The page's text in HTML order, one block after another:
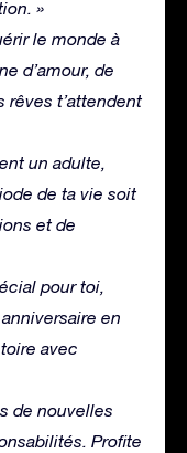
»
le monde à
d’amour, de
rêves t’attendent
un adulte,
de ta vie soit
et de
pour toi,
en
avec
de nouvelles
Profite